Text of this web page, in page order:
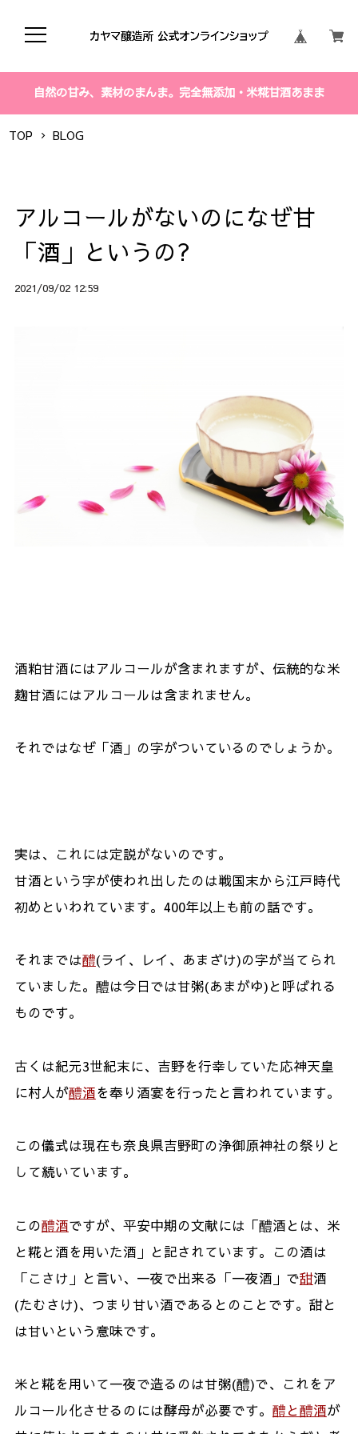
自然の甘み、素材のまんま。完全無添加・米糀甘酒あまま
TOP BLOG
アルコールがないのになぜ甘
「酒」というの?
2021/09/02 12:59
酒粕甘酒にはアルコールが含まれますが、伝統的な米
麹甘酒にはアルコールは含まれません。
それではなぜ「酒」の字がついているのでしょうか。
実は、これには定説がないのです。
甘酒という字が使われ出したのは戦国末から江戸時代
初めといわれています。 400年以上も前の話です。
それまでは醴(ライ、レイ、あまざけ)の字が当てられ
ていました。醴は今日では甘粥(あまがゆ)と呼ばれる
ものです。
古くは紀元3世紀末に、吉野を行幸していた応神天皇
に村人が醴酒を奉り酒宴を行ったと言われています。
この儀式は現在も奈良県吉野町の浄御原神社の祭りと
して続いています。
この醴酒ですが、平安中期の文献には「醴酒とは、米
と糀と酒を用いた酒」と記されています。この酒は
「こさけ」と言い、一夜で出来る「一夜酒」で甜酒
(たむさけ)、つまり甘い酒であるとのことです。甜と
は甘いという意味です。
米と糀を用いて一夜で造るのは甘粥(醴)で、これをア
ルコール化させるのには酵母が必要です。 醴と醴酒が